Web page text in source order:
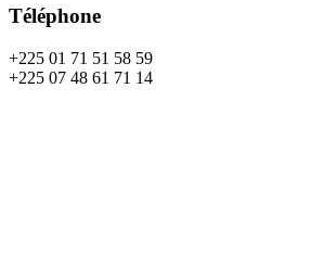
Téléphone
+225 01 71 51 58 59
+225 07 48 61 71 14